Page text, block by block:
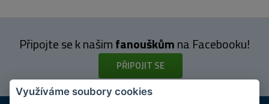
Připojte se k našimfanouškůmna Facebooku!
PŘIPOJIT SE
Využíváme soubory cookies